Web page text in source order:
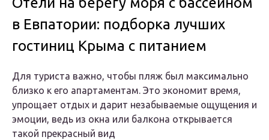
в Евпатории: подборка лучших
гостиниц Крыма с питанием
Для туриста важно, чтобы пляж был максимально
близко к его апартаментам. Это экономит время,
упрощает отдых и дарит незабываемые ощущения и
эмоции, ведь из окна или балкона открывается
такой прекрасный вид